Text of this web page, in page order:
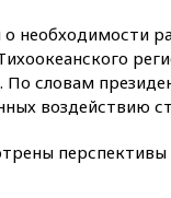
необходимости
По словам
воздействию
перспективы